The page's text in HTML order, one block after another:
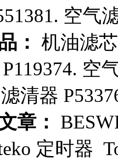
空气
： 机油滤
空
清器
章：
定时器